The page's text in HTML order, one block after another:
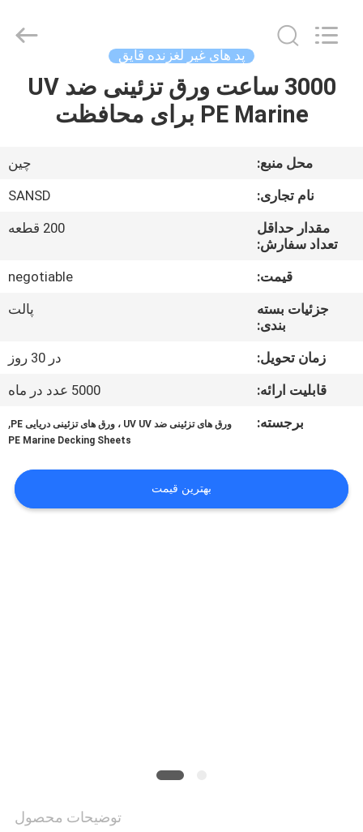
صفحه
محصولات
های
درباره
کارخانه
کیفیت
Quanzhou
WeFoam
پد های غیر لغزنده قایق
3000 ساعت ورق تزئینی ضد UV
PE Marine برای محافظت
محل منبع:
چین
نام تجاری:
SANSD
مقدار حداقل
تعداد سفارش:
200 قطعه
قیمت:
negotiable
جزئیات بسته
بندی:
پالت
زمان تحویل:
در 30 روز
قابلیت ارائه:
5000 عدد در ماه
برجسته:
ورق های تزئینی ضد UV UV ، ورق های تزئینی دریایی PE ,
PE Marine Decking Sheets
بهترین قیمت
توضیحات محصول